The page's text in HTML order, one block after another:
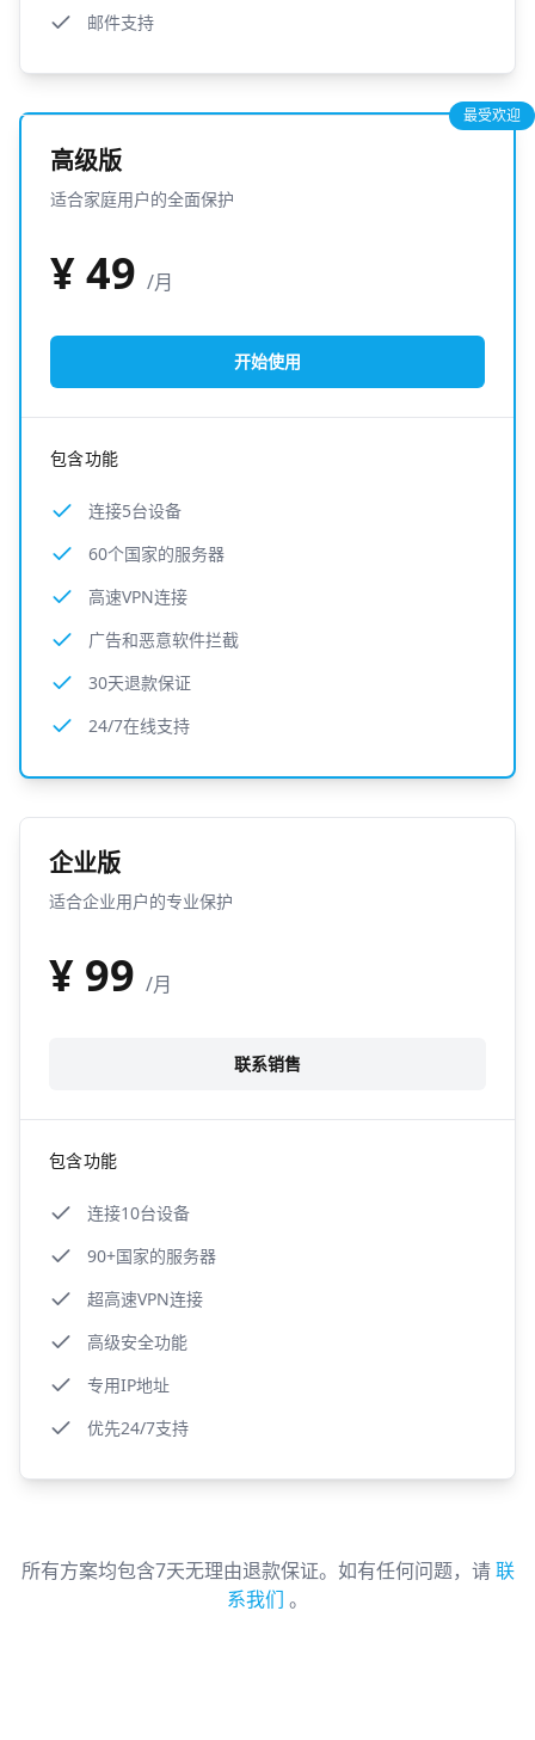
邮件支持
最受欢迎
高级版
适合家庭用户的全面保护
¥49 /月
开始使用
包含功能
连接5台设备
60个国家的服务器
高速VPN连接
广告和恶意软件拦截
30天退款保证
24/7在线支持
企业版
适合企业用户的专业保护
¥ 99 /月
联系销售
包含功能
连接10台设备
90+国家的服务器
超高速VPN连接
高级安全功能
专用IP地址
优先24/7支持
所有方案均包含7天无理由退款保证。如有任何问题，请联
系我们 。